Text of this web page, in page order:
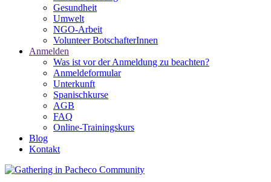
Gesundheit
Umwelt
NGO-Arbeit
Volunteer BotschafterInnen
Anmelden
Was ist vor der Anmeldung zu beachten?
Anmeldeformular
Unterkunft
Spanischkurse
AGB
FAQ
Online-Trainingskurs
Blog
Kontakt